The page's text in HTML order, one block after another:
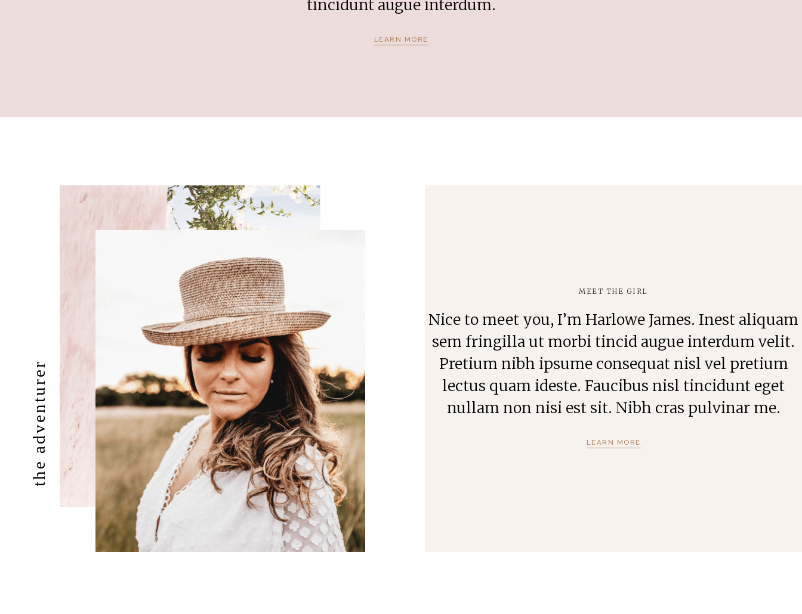
tincidunt augue interdum.
LEARN MORE
the adventurer
MEET THE GIRL
Nice to meet you, I’m Harlowe James. Inest aliquam
sem fringilla ut morbi tincid augue interdum velit.
Pretium nibh ipsume consequat nisl vel pretium
lectus quam ideste. Faucibus nisl tincidunt eget
nullam non nisi est sit. Nibh cras pulvinar me.
LEARN MORE